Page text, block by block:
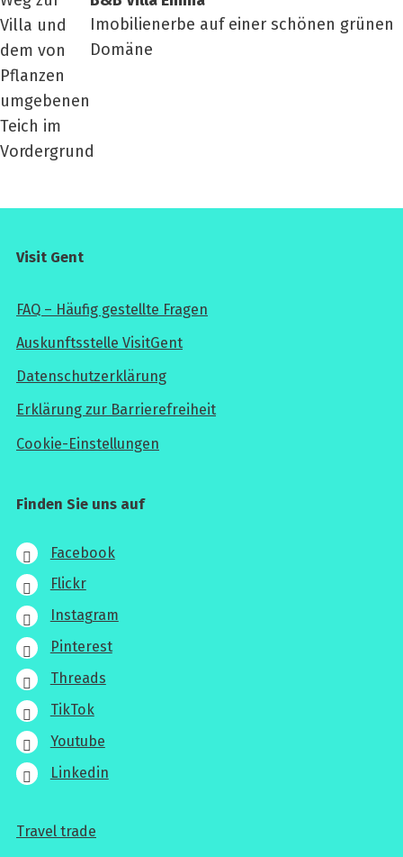
Imobilienerbe auf einer schönen grünen
Domäne
Visit Gent
FAQ – Häufig gestellte Fragen
Auskunftsstelle VisitGent
Datenschutzerklärung
Erklärung zur Barrierefreiheit
Cookie-Einstellungen
Finden Sie uns auf
Facebook
Flickr
Instagram
Pinterest
Threads
TikTok
Youtube
Linkedin
Für
Travel trade